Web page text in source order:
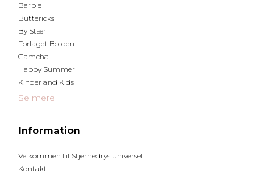
Barbie
Buttericks
By Stær
Forlaget Bolden
Gamcha
Happy Summer
Kinder and Kids
Se mere
Information
Velkommen til Stjernedrys universet
Kontakt